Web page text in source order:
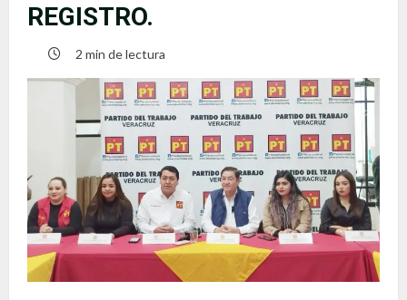
REGISTRO.
2 min de lectura